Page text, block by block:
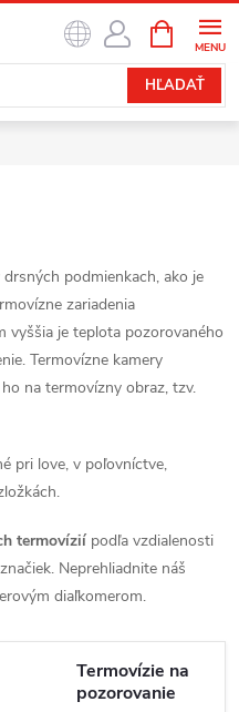
HĽADAŤ
KOŠÍK
podmienkach, ako je
zariadenia
vyššia je teplota pozorovaného
Termovízne kamery
na termovízny obraz, tzv.
pri love, v poľovníctve,
termovízií podľa vzdialenosti
Neprehliadnite náš
diaľkomerom.
Termovízie na
pozorovanie